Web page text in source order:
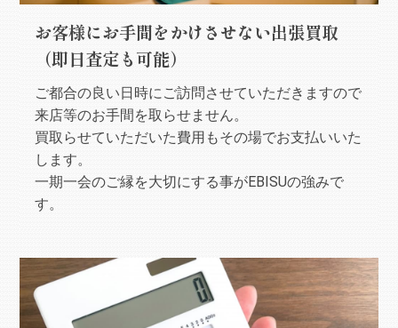
お客様にお手間をかけさせない出張買取
（即日査定も可能）
ご都合の良い日時にご訪問させていただきますので
来店等のお手間を取らせません。
買取らせていただいた費用もその場でお支払いいた
します。
一期一会のご縁を大切にする事がEBISUの強みで
す。